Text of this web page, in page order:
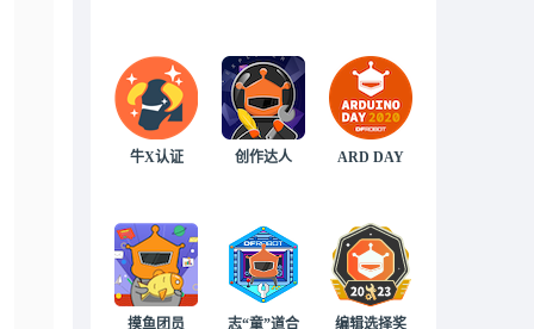
牛X认证 创作达人 ARD DAY
摸鱼团员 志“童”道合 编辑选择奖